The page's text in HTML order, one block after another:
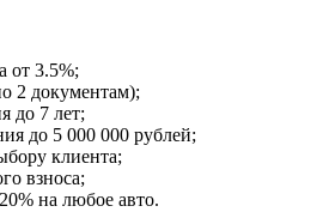
от 3.5%;
2 документам);
до 7 лет;
до 5 000 000 рублей;
клиента;
взноса;
на любое авто.